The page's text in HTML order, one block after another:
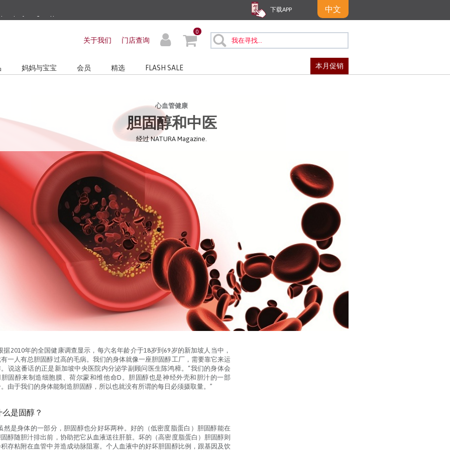
before 3pm!*
下载APP 中文
关于我们 门店查询
0
妈妈与宝宝 会员 精选 FLASH SALE 本月促销
心血管健康
胆固醇和中医
经过 NATURA Magazine.
据2010年的全国健康调查显示，每六名年龄介于18岁到69岁的新加坡人当中，
一人有总胆固醇过高的毛病。我们的身体就像一座胆固醇工厂，需要靠它来运
说这番话的正是新加坡中央医院内分泌学副顾问医生陈鸿樟。“我们的身体会
胆固醇来制造细胞膜、荷尔蒙和维他命D。胆固醇也是神经外壳和胆汁的一部
由于我们的身体能制造胆固醇，所以也就没有所谓的每日必须摄取量。”
么是固醇？
然是身体的一部分，胆固醇也分好坏两种。好的（低密度脂蛋白）胆固醇能在
醇随胆汁排出前，协助把它从血液送往肝脏。坏的（高密度脂蛋白）胆固醇则
存粘附在血管中并造成动脉阻塞。个人血液中的好坏胆固醇比例，跟基因及饮